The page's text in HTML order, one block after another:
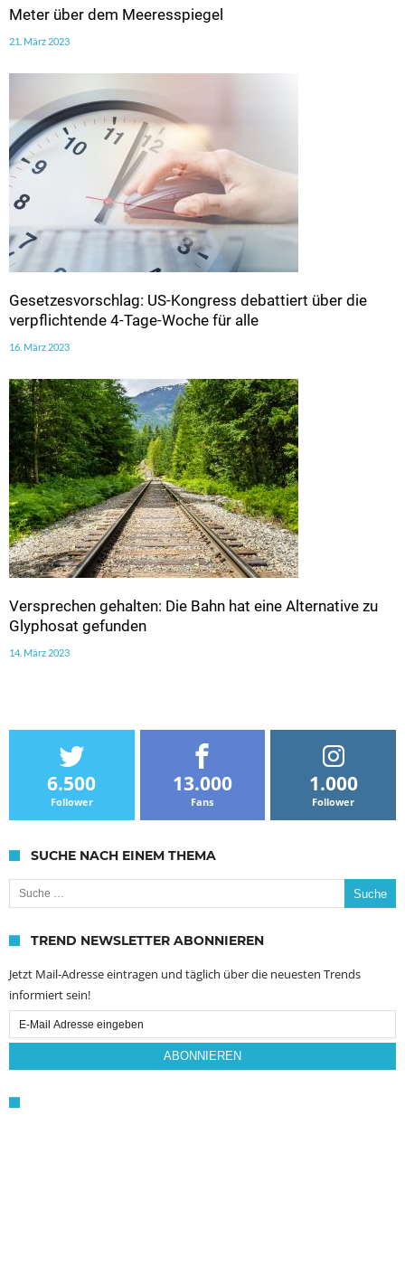
Meter über dem Meeresspiegel
21. März 2023
Gesetzesvorschlag: US-Kongress debattiert über die
verpflichtende 4-Tage-Woche für alle
16. März 2023
Versprechen gehalten: Die Bahn hat eine Alternative zu
Glyphosat gefunden
14. März 2023
6.500
Follower
13.000
Fans
1.000
Follower
SUCHE NACH EINEM THEMA
Suche nach:
TREND NEWSLETTER ABONNIEREN
Jetzt Mail-Adresse eintragen und täglich über die neuesten Trends
informiert sein!
Email
Subscription
ABONNIEREN